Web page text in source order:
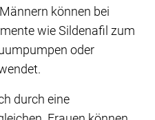
können bei
wie Sildenafil zum
oder
durch eine